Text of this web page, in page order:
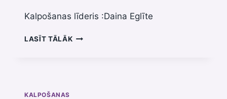
Kalpošanas līderis :Daina Eglīte
LASĪT TĀLĀKBĒRNU
KALPOŠANAS